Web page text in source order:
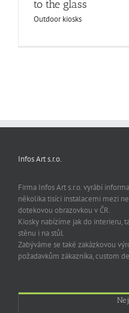
to the glass
Outdoor kiosks
Infos Art s.r.o.
Firma Infos Art s.r.o. vyrábí
několika tisíci instalacemi mezi
dotekovou obrazovkou v ČR.
Kiosky nabízíme jak do interieru,
stěnu i na stůl.
Zabýváme se také zakázkovou
požadavkům zákazníka, custom